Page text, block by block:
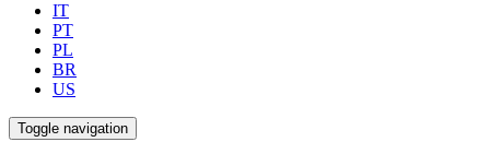
IT
PT
PL
BR
US
Toggle navigation